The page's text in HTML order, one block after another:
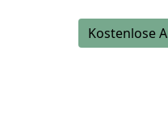
Kostenlose